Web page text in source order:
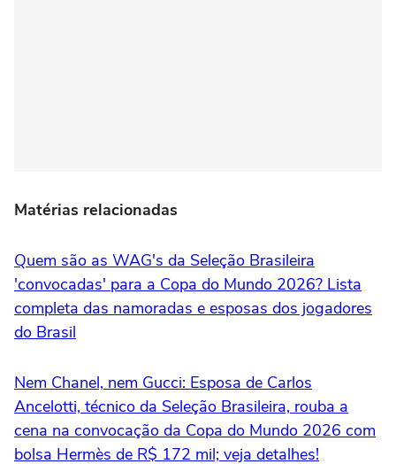
Matérias relacionadas
Quem são as WAG's da Seleção Brasileira
'convocadas' para a Copa do Mundo 2026? Lista
completa das namoradas e esposas dos jogadores
do Brasil
Nem Chanel, nem Gucci: Esposa de Carlos
Ancelotti, técnico da Seleção Brasileira, rouba a
cena na convocação da Copa do Mundo 2026 com
bolsa Hermès de R$ 172 mil; veja detalhes!